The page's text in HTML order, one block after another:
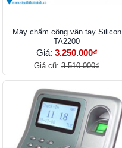
Máy chấm công vân tay Silicon
TA2200
Giá: 3.250.000₫
Giá cũ: 3.510.000₫